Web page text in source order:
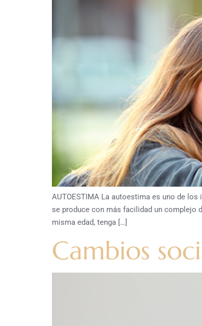
AUTOESTIMA La autoestima es uno de
se produce con más facilidad un complejo
misma edad, tenga […]
Cambios